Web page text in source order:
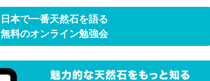
日本で一番天然石を語る
無料のオンライン勉強会